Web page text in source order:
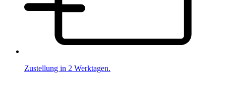
Zustellung in 2 Werktagen.